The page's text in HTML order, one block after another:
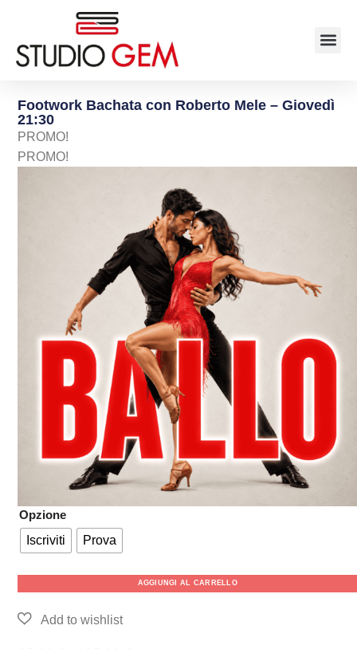
Footwork Bachata con Roberto Mele – Giovedì
21:30
PROMO!
PROMO!
Opzione
Iscriviti
Prova
AGGIUNGI AL CARRELLO